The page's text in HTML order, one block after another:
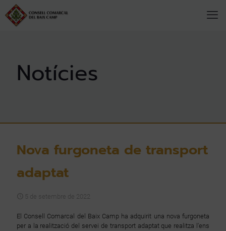
Nova furgoneta de transport
adaptat
5 de setembre de 2022
El Consell Comarcal del Baix Camp ha adquirit una nova furgoneta
per a la realització del servei de transport adaptat que realitza l'ens